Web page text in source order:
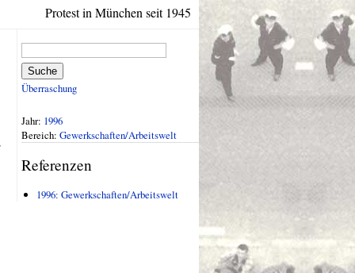
Protest in München seit 1945
Suche
Überraschung
Jahr: 1996
Bereich: Gewerkschaften/Arbeitswelt
Referenzen
1996: Gewerkschaften/Arbeitswelt